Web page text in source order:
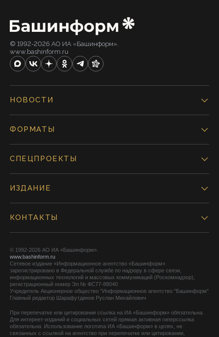
© 1992-2026 АО ИА «Башинформ».
www.bashinform.ru
НОВОСТИ
ФОРМАТЫ
СПЕЦПРОЕКТЫ
ИЗДАНИЕ
КОНТАКТЫ
© 1992-2026 АО ИА «Башинформ».
www.bashinform.ru
Сетевое издание «Информационное агентство «Башинформ»
зарегистрировано в Федеральной службе по надзору в сфере связи,
информационных технологий и массовых коммуникаций (Роскомнадзор),
регистрационный номер Эл № ФС77-88040
Учредитель Акционерное общество "Информационное агентство "Башинформ"
Главный редактор Шарафутдинов Руслан Михайлович
При перепечатке или цитировании ссылка на ИА «Башинформ» обязательна.
Для интернет-изданий и социальных сетей прямая активная гиперссылка
обязательна. Использование логотипа ИА «Башинформ» в целях, не
связанных с ссылкой на агентство при перепечатке или цитировании,